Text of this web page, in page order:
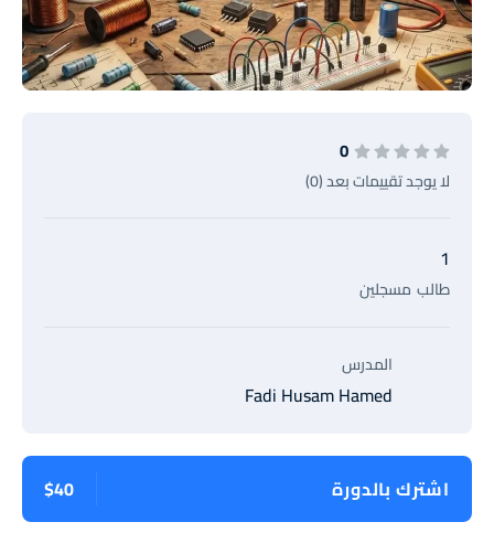
0
لا يوجد تقييمات بعد (0)
1
طالب مسجلين
المدرس
Fadi Husam Hamed
اشترك بالدورة $40